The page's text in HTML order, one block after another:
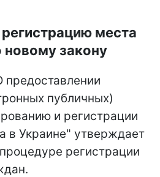
места
новому закону
публичных)
и регистрации
в Украине" утверждает
регистрации